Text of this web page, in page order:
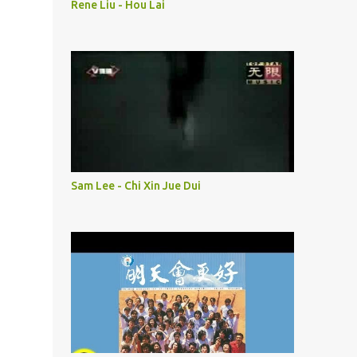
Rene Liu - Hou Lai
Sam Lee - Chi Xin Jue Dui